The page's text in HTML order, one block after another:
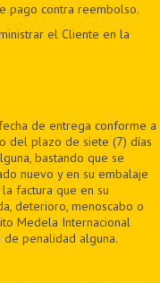
pago contra reembolso.
el Cliente en la
de entrega conforme a
del plazo de siete (7) días
bastando que se
nuevo y en su embalaje
factura que en su
deterioro, menoscabo o
Medela Internacional
penalidad alguna.